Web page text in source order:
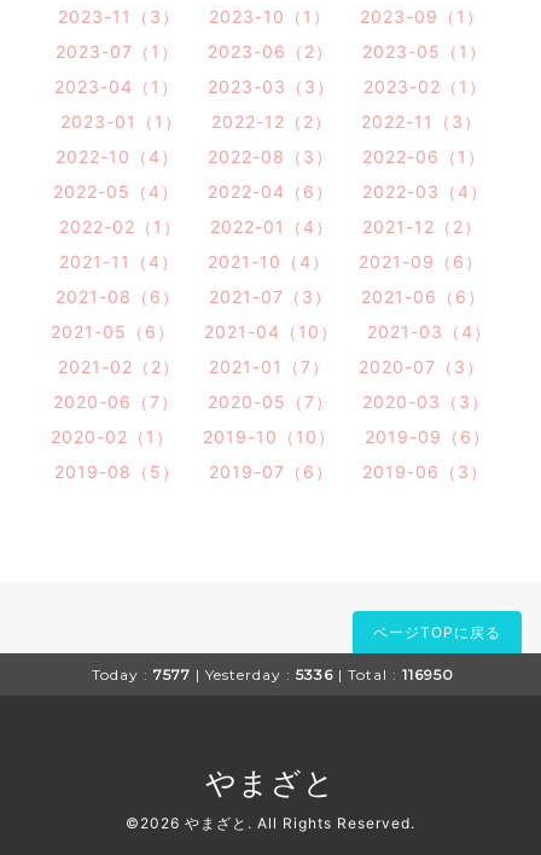
2023-11（3）
2023-10（1）
2023-09（1）
2023-07（1）
2023-06（2）
2023-05（1）
2023-04（1）
2023-03（3）
2023-02（1）
2023-01（1）
2022-12（2）
2022-11（3）
2022-10（4）
2022-08（3）
2022-06（1）
2022-05（4）
2022-04（6）
2022-03（4）
2022-02（1）
2022-01（4）
2021-12（2）
2021-11（4）
2021-10（4）
2021-09（6）
2021-08（6）
2021-07（3）
2021-06（6）
2021-05（6）
2021-04（10）
2021-03（4）
2021-02（2）
2021-01（7）
2020-07（3）
2020-06（7）
2020-05（7）
2020-03（3）
2020-02（1）
2019-10（10）
2019-09（6）
2019-08（5）
2019-07（6） 2019-06（3）
ページTOPに戻る
Today : 7577 | Yesterday : 5336 | Total : 116950
やまざと
©2026 やまざと . All Rights Reserved.